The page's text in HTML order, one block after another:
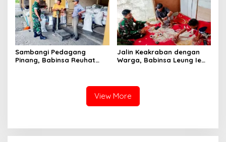
Sambangi Pedagang
Pinang, Babinsa Reuhat
Jalin Keakraban dengan
Warga, Babinsa Leung Ie
View More